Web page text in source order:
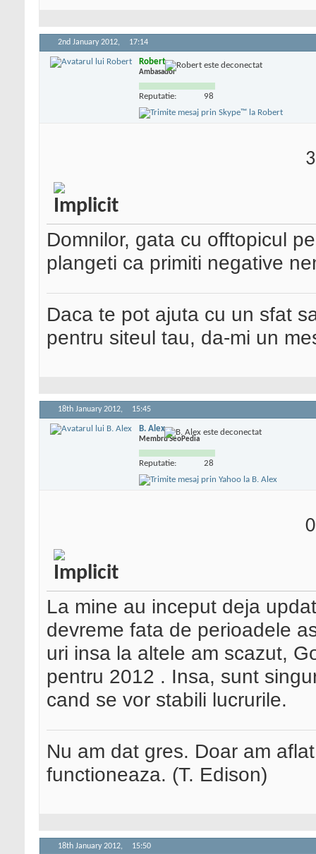
2nd January 2012, 17:14
Robert
Ambasador
Reputatie: 98
Domnilor, gata cu offtopicul
plangeti ca primiti negative
Daca te pot ajuta cu un sfat
pentru siteul tau, da-mi un
18th January 2012, 15:45
B. Alex
Membru SeoPedia
Reputatie: 28
La mine au inceput deja
devreme fata de perioadele
uri insa la altele am scazut,
pentru 2012 . Insa, sunt
cand se vor stabili lucrurile.
Nu am dat gres. Doar am
functioneaza. (T. Edison)
18th January 2012, 15:50